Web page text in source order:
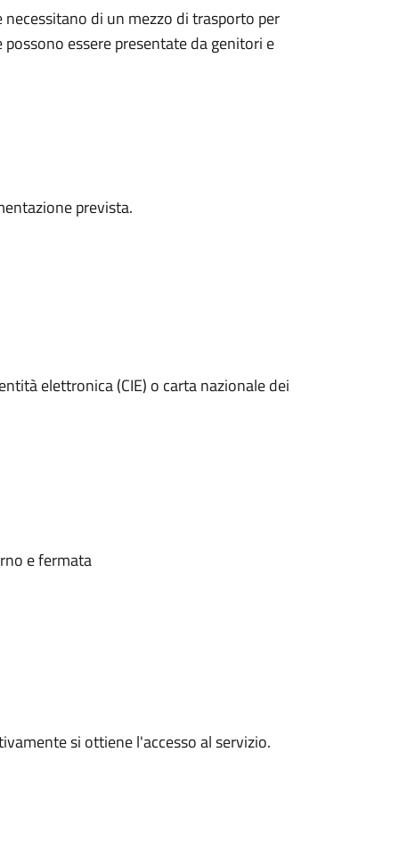
di un mezzo di trasporto per
essere presentate da genitori e
prevista.
elettronica (CIE) o carta nazionale dei
e fermata
si ottiene l'accesso al servizio.